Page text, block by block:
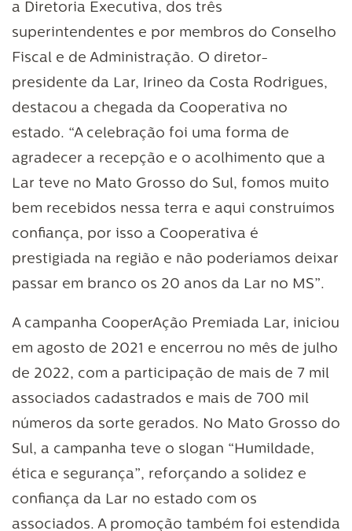
a Diretoria Executiva, dos três
superintendentes e por membros do Conselho
Fiscal e de Administração. O diretor-
presidente da Lar, Irineo da Costa Rodrigues,
destacou a chegada da Cooperativa no
estado. “A celebração foi uma forma de
agradecer a recepção e o acolhimento que a
Lar teve no Mato Grosso do Sul, fomos muito
bem recebidos nessa terra e aqui construímos
confiança, por isso a Cooperativa é
prestigiada na região e não poderíamos deixar
passar em branco os 20 anos da Lar no MS”.
A campanha CooperAção Premiada Lar, iniciou
em agosto de 2021 e encerrou no mês de julho
de 2022, com a participação de mais de 7 mil
associados cadastrados e mais de 700 mil
números da sorte gerados. No Mato Grosso do
Sul, a campanha teve o slogan “Humildade,
ética e segurança”, reforçando a solidez e
confiança da Lar no estado com os
associados. A promoção também foi estendida